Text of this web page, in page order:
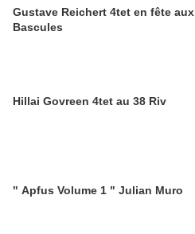
Gustave Reichert 4tet en fête aux
Bascules
Hillai Govreen 4tet au 38 Riv
" Apfus Volume 1 " Julian Muro